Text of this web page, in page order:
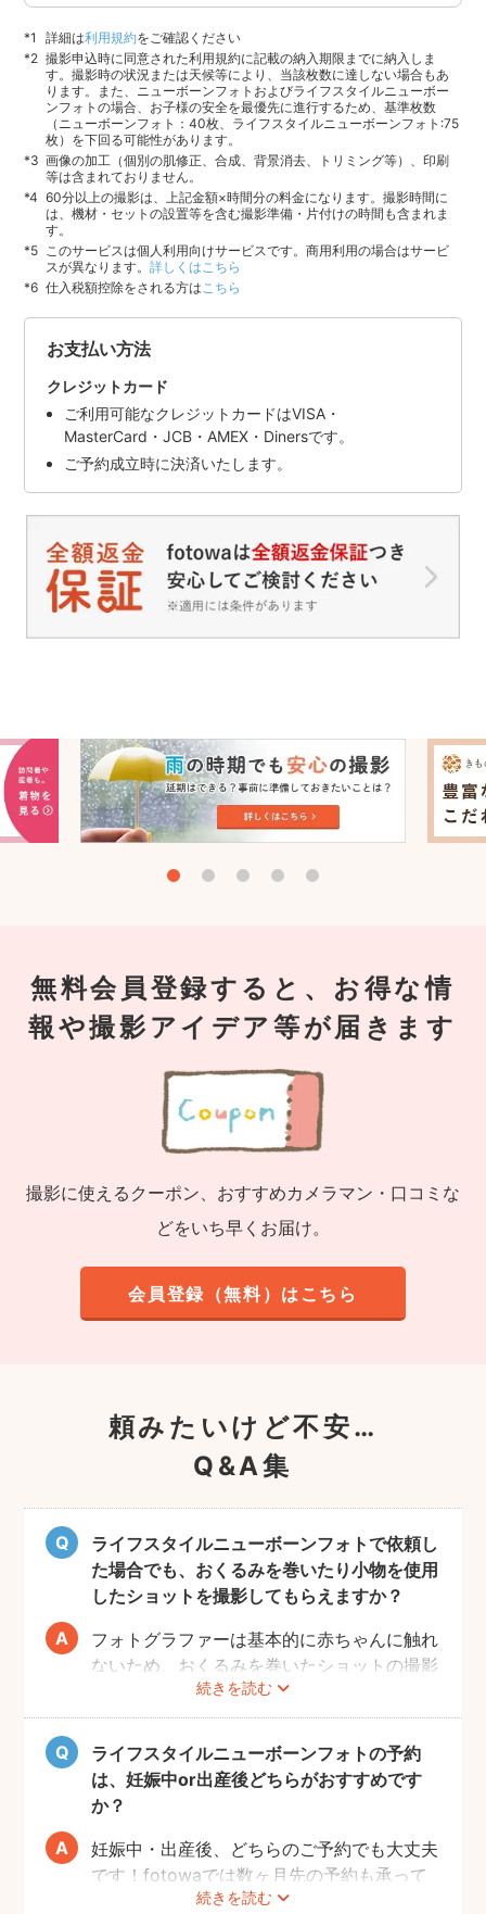
詳細は利用規約をご確認ください
撮影申込時に同意された利用規約に記載の納入期限までに納入しま
す。撮影時の状況または天候等により、当該枚数に達しない場合もあ
ります。また、ニューボーンフォトおよびライフスタイルニューボー
ンフォトの場合、お子様の安全を最優先に進行するため、基準枚数
（ニューボーンフォト：40枚、ライフスタイルニューボーンフォト:75
枚）を下回る可能性があります。
画像の加工（個別の肌修正、合成、背景消去、トリミング等）、印刷
等は含まれておりません。
60分以上の撮影は、上記金額×時間分の料金になります。撮影時間に
は、機材・セットの設置等を含む撮影準備・片付けの時間も含まれま
す。
このサービスは個人利用向けサービスです。商用利用の場合はサービ
スが異なります。詳しくはこちら
仕入税額控除をされる方は こちら
お支払い方法
クレジットカード
ご利用可能なクレジットカードはVISA・
MasterCard・JCB・AMEX・Dinersです。
ご予約成立時に決済いたします。
無料会員登録すると、お得な情
報や撮影アイデア等が届きます
撮影に使えるクーポン、おすすめカメラマン・口コミな
どをいち早くお届け。
会員登録（無料）はこちら
頼みたいけど不安…
Q&A集
ライフスタイルニューボーンフォトで依頼し
た場合でも、おくるみを巻いたり小物を使用
したショットを撮影してもらえますか？
続きを読む
フォトグラファーは基本的に赤ちゃんに触れ
ないため、おくるみを巻いたショットの撮影
は実施いたしません。また、小物について
も、基本的にフォトグラファーからのご用意
はございません。おくるみや小物を使用する
撮影をご希望の場合は、ニューボーンフォト
ジャンルのご予約をお願いします。
ライフスタイルニューボーンフォトの予約
は、妊娠中or出産後どちらがおすすめです
か？
続きを読む
妊娠中・出産後、どちらのご予約でも大丈夫
です！fotowaでは数ヶ月先の予約も承って
いるので、妊娠中にフォトグラファーを決め